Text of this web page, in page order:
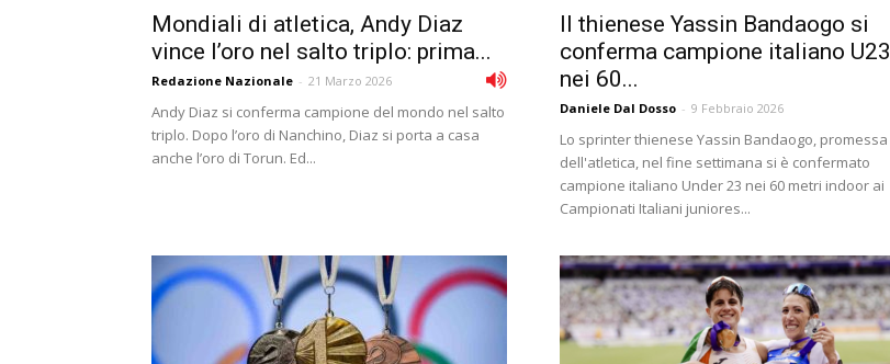
Mondiali di atletica, Andy Diaz
vince l’oro nel salto triplo: prima...
Redazione Nazionale - 21 Marzo 2026
Andy Diaz si conferma campione del mondo nel salto
triplo. Dopo l’oro di Nanchino, Diaz si porta a casa
anche l’oro di Torun. Ed...
Il thienese Yassin Bandaogo si
conferma campione italiano U23
nei 60...
Daniele Dal Dosso - 9 Febbraio 2026
Lo sprinter thienese Yassin Bandaogo, promessa
dell'atletica, nel fine settimana si è confermato
campione italiano Under 23 nei 60 metri indoor ai
Campionati Italiani juniores...